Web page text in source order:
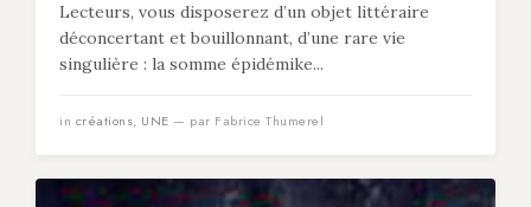
Lecteurs, vous disposerez d’un objet littéraire
déconcertant et bouillonnant, d’une rare vie
singulière : la somme épidémike...
in créations, UNE — par Fabrice Thumerel